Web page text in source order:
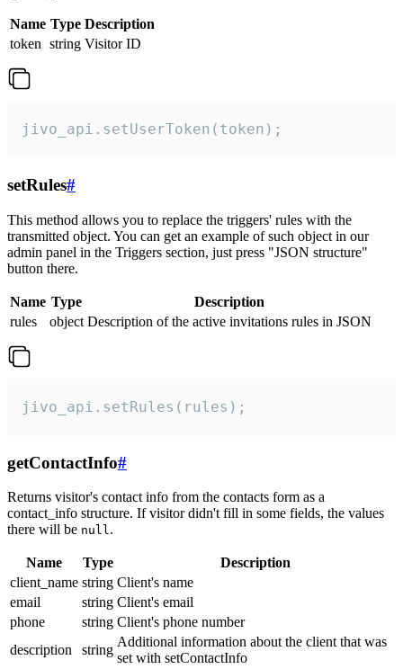
Name Type Description
token string Visitor ID
jivo_api.setUserToken(token);
setRules#
This method allows you to replace the triggers' rules with the
transmitted object. You can get an example of such object in our
admin panel in the Triggers section, just press "JSON structure"
button there.
Name Type
Description
rules
object Description of the active invitations rules in JSON
jivo_api.setRules(rules);
getContactInfo#
Returns visitor's contact info from the contacts form as a
contact_info structure. If visitor didn't fill in some fields, the values
there will be null.
Name Type
Description
client_name string Client's name
email
string Client's email
phone
string Client's phone number
description
string
Additional information about the client that was
set with setContactInfo